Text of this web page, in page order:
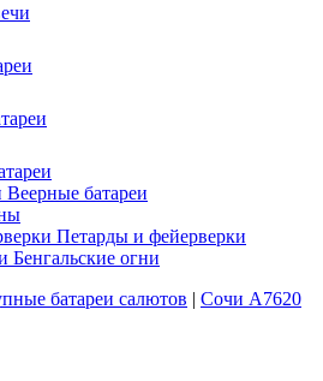
Веерные батареи
Петарды и фейерверки
Бенгальские огни
батареи салютов | Сочи А7620